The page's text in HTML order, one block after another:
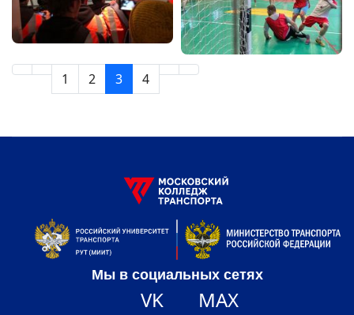
1 2 3 4
Мы в социальных сетях
VK MAX